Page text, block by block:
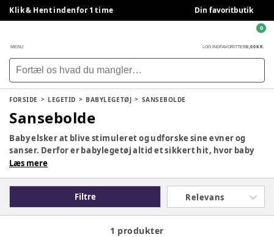
Klik & Hent indenfor 1 time Din favoritbutik
MENU LOG INDFAVORITTER0,00 KR.
0
FORSIDE LEGETID BABYLEGETØJ SANSEBOLDE
Sansebolde
Baby elsker at blive stimuleret og udforske sine evner og
sanser. Derfor er babylegetøj altid et sikkert hit, hvor baby
kan røre, smage, lytte og/eller høre. Her finder du alt
Læs mere
Filtre Relevans
1 produkter